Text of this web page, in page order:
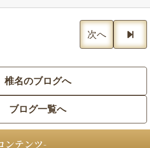
次へ
椎名のブログへ
ブログ一覧へ
ンテンツ